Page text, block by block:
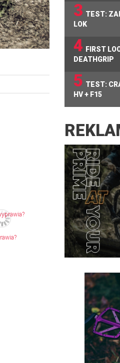
3 TEST:
LOK
4 FIRST
DEATHGRIP
5 TEST:
HV + F15